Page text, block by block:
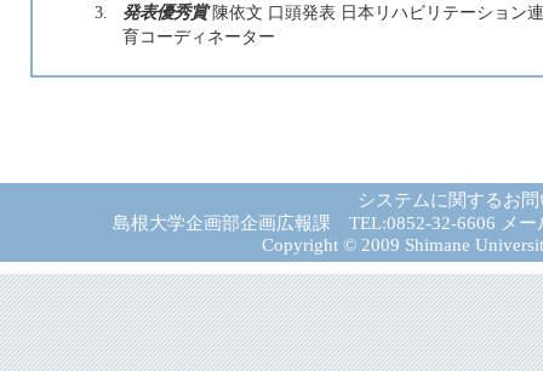
3.
発表優秀賞陳依文 口頭発表 日本リハビリテーション
育コーディネーター
システムに関するお
島根大学企画部企画広報課 TEL:0852-32-6606 メー
Copyright © 2009 Shimane